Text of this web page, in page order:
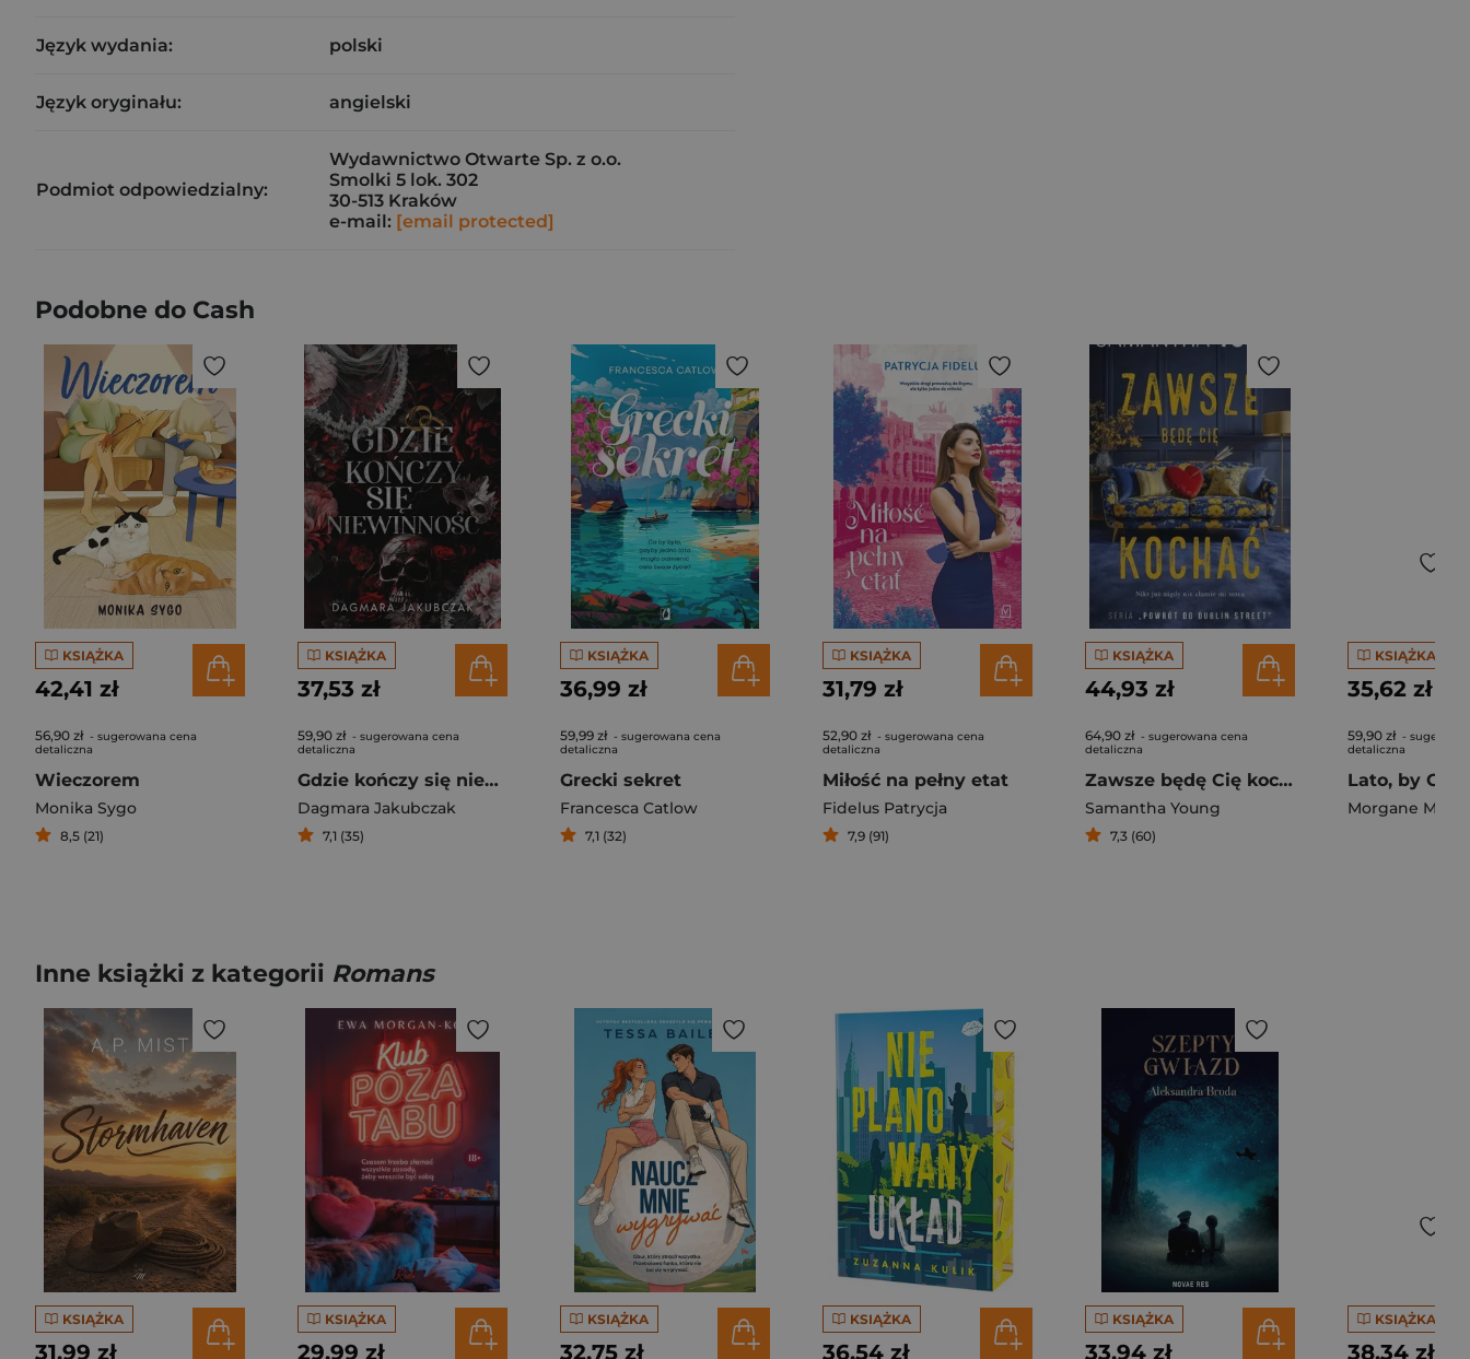
Język wydania: polski
Język oryginału: angielski
Podmiot odpowiedzialny:
Wydawnictwo Otwarte Sp. z o.o.
Smolki 5 lok. 302
30-513 Kraków
e-mail: [email protected]
Podobne do Cash
KSIĄŻKA
42,41 zł
56,90 zł - sugerowana cena
detaliczna
Wieczorem
Monika Sygo
8,5 (21)
KSIĄŻKA
37,53 zł
59,90 zł - sugerowana cena
detaliczna
Gdzie kończy się niewinność
Dagmara Jakubczak
7,1 (35)
KSIĄŻKA
36,99 zł
59,99 zł - sugerowana cena
detaliczna
Grecki sekret
Francesca Catlow
7,1 (32)
KSIĄŻKA
31,79 zł
52,90 zł - sugerowana cena
detaliczna
Miłość na pełny etat
Fidelus Patrycja
7,9 (91)
KSIĄŻKA
44,93 zł
64,90 zł - sugerowana cena
detaliczna
Zawsze będę Cię kochać
Samantha Young
7,3 (60)
KSIĄŻKA
35,62 zł
59,90 zł -
detaliczna
Lato, by Cię
Morgane
Inne książki z kategorii Romans
KSIĄŻKA
31,99 zł
KSIĄŻKA
29,99 zł
KSIĄŻKA
32,75 zł
KSIĄŻKA
36,54 zł
KSIĄŻKA
33,94 zł
KSIĄŻKA
38,34 zł